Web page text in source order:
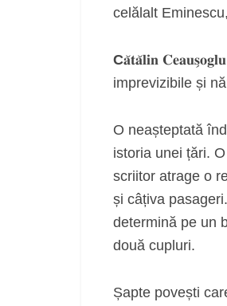
celălalt
C𝐚̆𝐭𝐚̆𝐥𝐢𝐧
imprevizibile și
O neașteptată
istoria unei țări.
scriitor atrage o
și câțiva
determină pe un
două cupluri.
Șapte povești